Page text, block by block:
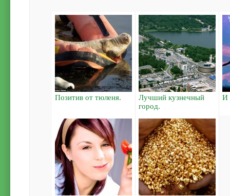
Позитив от тюленя.
Лучший кузнечный
город.
И